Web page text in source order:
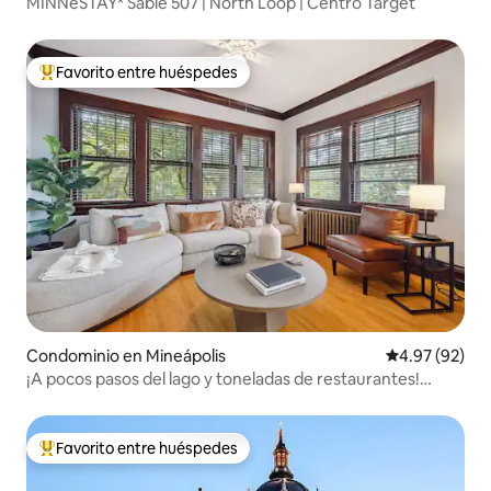
De los mejores en Favorito entre huéspedes
Favorito entre huéspedes
Condominio en Mineápolis Calificación
4.97 (92)
¡A pocos pasos del lago y toneladas de restaurantes!
De los mejores en Favorito entre huéspedes
Favorito entre huéspedes